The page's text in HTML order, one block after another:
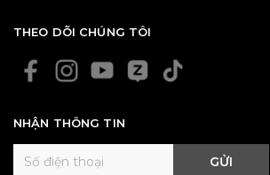
THEO DÕI CHÚNG TÔI
NHẬN THÔNG TIN
GỬI